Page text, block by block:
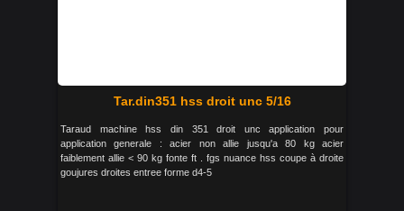
Tar.din351 hss droit unc 5/16
Taraud machine hss din 351 droit unc application pour
application generale : acier non allie jusqu'a 80 kg acier
faiblement allie < 90 kg fonte ft . fgs nuance hss coupe à droite
goujures droites entree forme d4-5